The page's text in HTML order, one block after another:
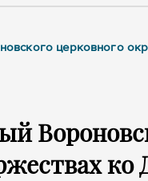
церковного